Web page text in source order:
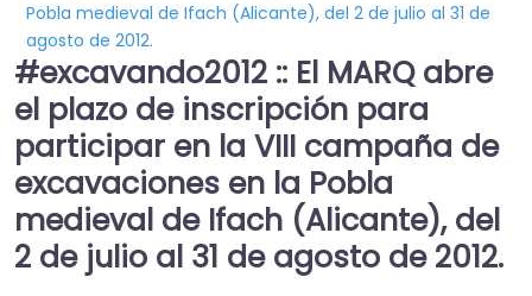
Pobla medieval de Ifach (Alicante), del 2 de julio al 31 de
agosto de 2012.
#excavando2012 :: El MARQ abre
el plazo de inscripción para
participar en la VIII campaña de
excavaciones en la Pobla
medieval de Ifach (Alicante), del
2 de julio al 31 de agosto de 2012.